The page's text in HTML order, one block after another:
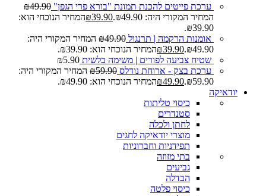
ערכת פייטים להכנת תמונת "בורא פרי הגפן" ₪49.90
המחיר המקורי היה: ₪49.90.
₪39.90
המחיר הנוכחי הוא:
₪39.90.
אומנות הרקמה | תרנגול
₪49.90
המחיר המקורי היה:
₪49.90.
₪39.90
המחיר הנוכחי הוא: ₪39.90.
שטיח צביעה לפורים | משימה בלשית
₪5.90
ערכת בצק - ארוחת נודלס
₪59.90
המחיר המקורי היה:
₪59.90.
₪49.90
המחיר הנוכחי הוא: ₪49.90.
יודאיקה
כיסוי טליתות
סטנדרים
לחתן ולכלה
מוצרי יודאיקה לחגים
תפידניות וחברוניות
בתי מזוזה
גביעים
הבדלה
כיסוי פלטה